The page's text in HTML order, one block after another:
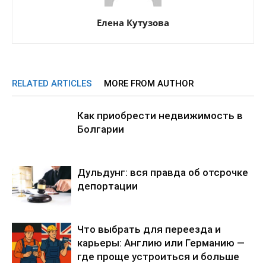
Елена Кутузова
RELATED ARTICLES MORE FROM AUTHOR
Как приобрести недвижимость в
Болгарии
Дульдунг: вся правда об отсрочке
депортации
Что выбрать для переезда и
карьеры: Англию или Германию —
где проще устроиться и больше